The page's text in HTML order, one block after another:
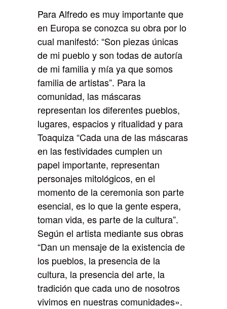
Para Alfredo es muy importante que
en Europa se conozca su obra por lo
cual manifestó: “Son piezas únicas
de mi pueblo y son todas de autoría
de mi familia y mía ya que somos
familia de artistas”. Para la
comunidad, las máscaras
representan los diferentes pueblos,
lugares, espacios y ritualidad y para
Toaquiza “Cada una de las máscaras
en las festividades cumplen un
papel importante, representan
personajes mitológicos, en el
momento de la ceremonia son parte
esencial, es lo que la gente espera,
toman vida, es parte de la cultura”.
Según el artista mediante sus obras
“Dan un mensaje de la existencia de
los pueblos, la presencia de la
cultura, la presencia del arte, la
tradición que cada uno de nosotros
vivimos en nuestras comunidades».